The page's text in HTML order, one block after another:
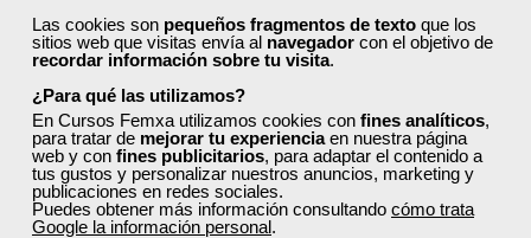
Las cookies son pequeños fragmentos de texto que los
sitios web que visitas envía al navegador con el objetivo de
recordar información sobre tu visita.
¿Para qué las utilizamos?
En Cursos Femxa utilizamos cookies con fines analíticos,
para tratar de mejorar tu experienciaen nuestra página
web y con fines publicitarios, para adaptar el contenido a
tus gustos y personalizar nuestros anuncios, marketing y
publicaciones en redes sociales.
Puedes obtener más información consultando cómo trata
Google la información personal.
Diploma
Compra segura